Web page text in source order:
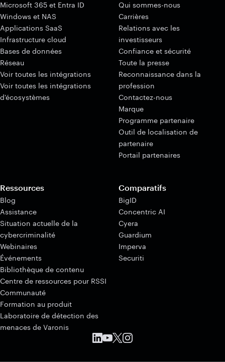
Microsoft 365 et Entra ID
Windows et NAS
Applications SaaS
Infrastructure cloud
Bases de données
Réseau
Voir toutes les intégrations
Voir toutes les intégrations
d'écosystèmes
Qui sommes-nous
Carrières
Relations avec les
investisseurs
Confiance et sécurité
Toute la presse
Reconnaissance dans la
profession
Contactez-nous
Marque
Programme partenaire
Outil de localisation de
partenaire
Portail partenaires
Ressources
Blog
Assistance
Situation actuelle de la
cybercriminalité
Webinaires
Événements
Bibliothèque de contenu
Centre de ressources pour RSSI
Communauté
Formation au produit
Laboratoire de détection des
menaces de Varonis
Comparatifs
BigID
Concentric AI
Cyera
Guardium
Imperva
Securiti